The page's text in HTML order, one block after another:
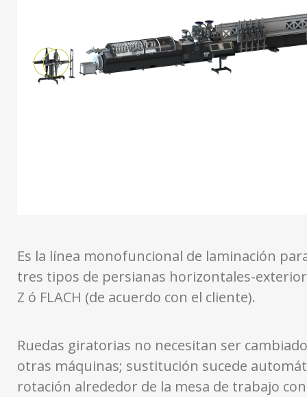
Es la línea monofuncional de laminación
tres tipos de persianas horizontales-
Z ó FLACH (de acuerdo con el cliente).
Ruedas giratorias no necesitan ser
otras máquinas; sustitución sucede
rotación alrededor de la mesa de trabajo